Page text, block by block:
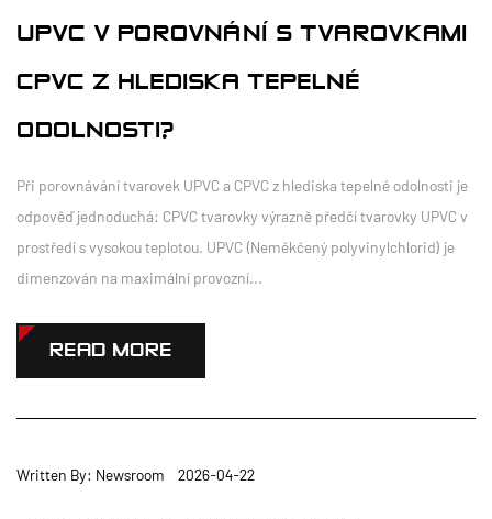
UPVC V POROVNÁNÍ S TVAROVKAMI
CPVC Z HLEDISKA TEPELNÉ
ODOLNOSTI?
Při porovnávání tvarovek UPVC a CPVC z hlediska tepelné odolnosti je
odpověď jednoduchá: CPVC tvarovky výrazně předčí tvarovky UPVC v
prostředí s vysokou teplotou. UPVC (Neměkčený polyvinylchlorid) je
dimenzován na maximální provozní...
READ MORE
Written By: Newsroom 2026-04-22